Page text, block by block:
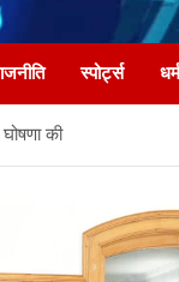
स्पोर्ट्स
की